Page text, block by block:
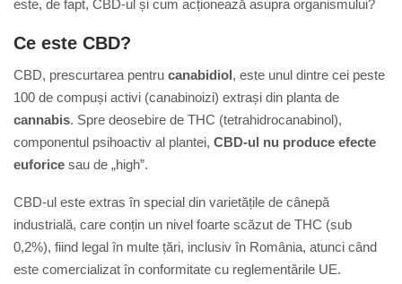
este, de fapt, CBD-ul și cum acționează asupra organismului?
Ce este CBD?
CBD, prescurtarea pentru canabidiol, este unul dintre cei peste
100 de compuși activi (canabinoizi) extrași din planta de
cannabis. Spre deosebire de THC (tetrahidrocanabinol),
componentul psihoactiv al plantei, CBD-ul nu produce efecte
euforice sau de „high”.
CBD-ul este extras în special din varietățile de cânepă
industrială, care conțin un nivel foarte scăzut de THC (sub
0,2%), fiind legal în multe țări, inclusiv în România, atunci când
este comercializat în conformitate cu reglementările UE.